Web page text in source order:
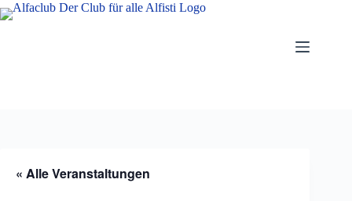
Zum
Inhalt
« Alle Veranstaltungen